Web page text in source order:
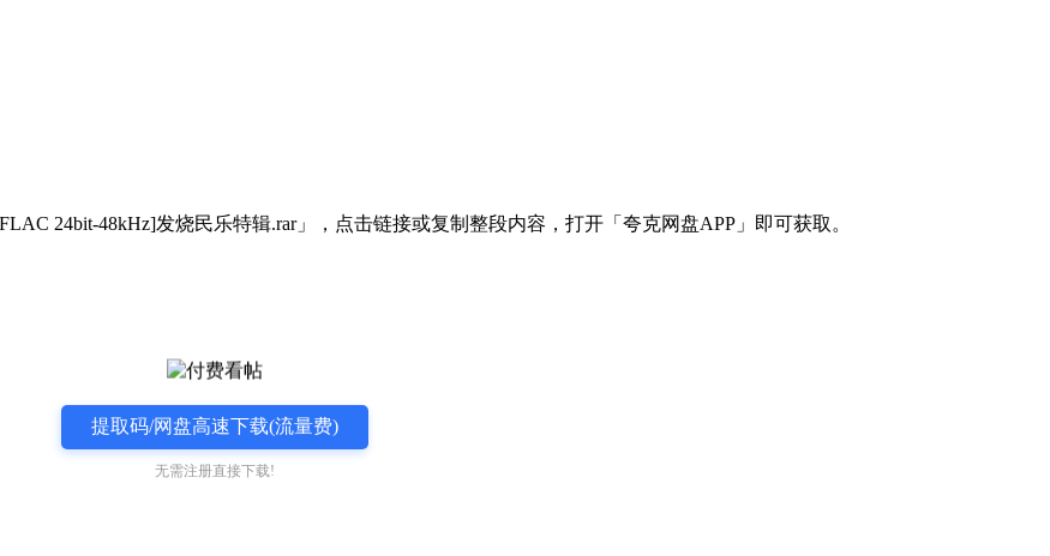
24bit-48kHz]发烧民乐特辑.rar」，点击链接或复制整段内容，打开「夸克网盘APP」即可获取。
提取码/网盘高速下载(流量费)
无需注册直接下载!